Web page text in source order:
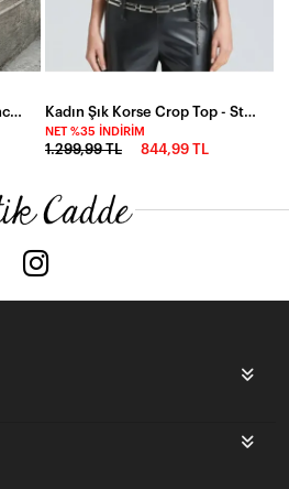
NET %35 İNDIRIM
1.299,99 TL 844,99 TL